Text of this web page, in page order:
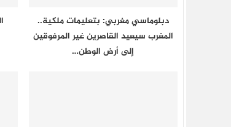
دبلوماسي مغربي: بتعليمات ملكية..
المغرب سيعيد القاصرين غير المرفوقين
إلى أرض الوطن…